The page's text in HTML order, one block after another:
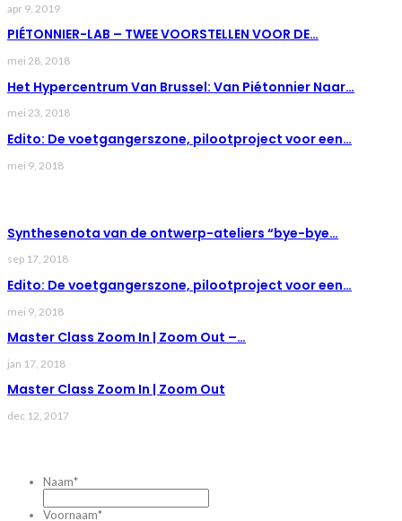
apr 9, 2019
PIÉTONNIER-LAB – TWEE VOORSTELLEN VOOR DE…
mei 28, 2018
Het Hypercentrum Van Brussel: Van Piétonnier Naar…
mei 23, 2018
Edito: De voetgangerszone, pilootproject voor een…
mei 9, 2018
Synthesenota van de ontwerp-ateliers “bye-bye…
sep 17, 2018
Edito: De voetgangerszone, pilootproject voor een…
mei 9, 2018
Master Class Zoom In | Zoom Out –…
jan 17, 2018
Master Class Zoom In | Zoom Out
dec 12, 2017
Naam*
Voornaam*